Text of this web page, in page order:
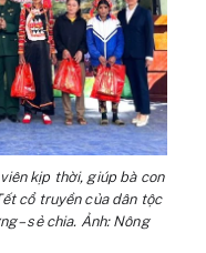
kịp thời, giúp bà con
cổ truyền của dân tộc
– sẻ chia. Ảnh: Nông